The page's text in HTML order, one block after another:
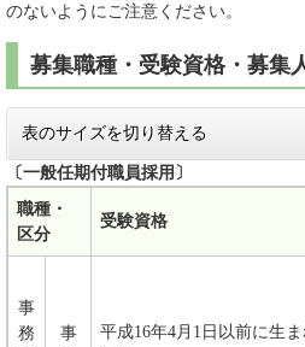
のないようにご注意ください。
募集職種・受験資格・募集
表のサイズを切り替える
〔一般任期付職員採用〕
職種・
区分
受験資格
事
務
事
平成16年4月1日以前に生